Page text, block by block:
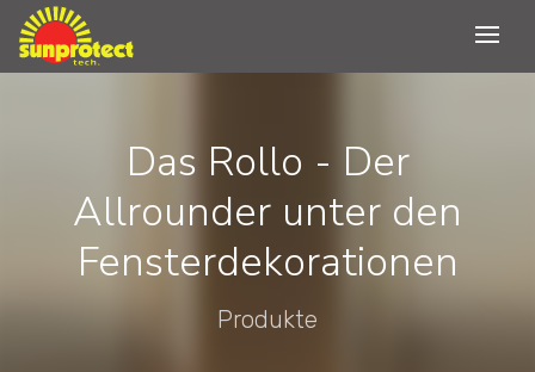
Das Rollo - Der
Allrounder unter den
Fensterdekorationen
Produkte